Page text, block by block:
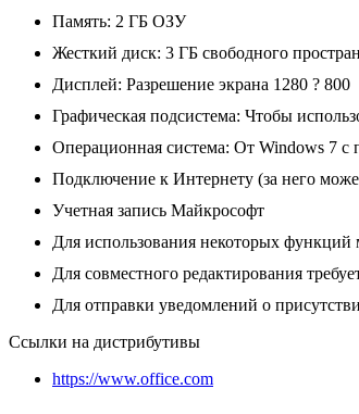
Память: 2 ГБ ОЗУ
Жесткий диск: 3 ГБ свободного
Дисплей: Разрешение экрана 1280 ? 800
Графическая подсистема: Чтобы
Операционная система: От Windows 7 с
Подключение к Интернету (за него
Учетная запись Майкрософт
Для использования некоторых
Для совместного редактирования
Для отправки уведомлений о
Ссылки на дистрибутивы
https://www.office.com